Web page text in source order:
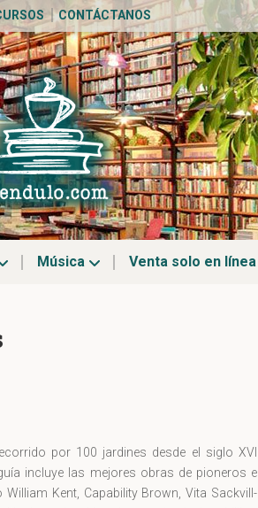
CONTÁCTANOS
Música Venta solo en línea
por 100 jardines desde el siglo XVI
incluye las mejores obras de pioneros e
Kent, Capability Brown, Vita Sackvill-